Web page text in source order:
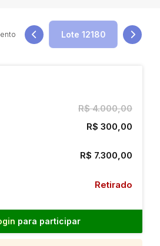
R$ 4.000,00
R$ 300,00
R$ 7.300,00
Retirado
para participar